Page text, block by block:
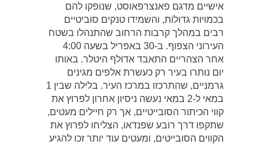
אישיים מדגם פאנצרפאוסט, שנופקו להם
בכמויות גדולות, והשמידו טנקים סוביטיים
רבים במהלך קרבות הרחוב שהתנהלו בשטח
העירוני הצפוף. ב-30 באפריל בשעה 4:00
אחר הצהריים התאבד אדולף היטלר. באותו
יום נותרו בעיר רק כעשרת אלפים מגינים
גרמניים, שהתרכזו במרכז העיר. בלילה שבין 1
במאי ל-2 במאי נעשה ניסיון אחרון לפרוץ את
קווי הכיתור הסובייטיים, אך רק חיילים מעטים,
שתקפו דרך רובע שפנדאו, הצליחו לפרוץ את
הקווים הסובייטים, ומעטים עוד יותר זכו להגיע